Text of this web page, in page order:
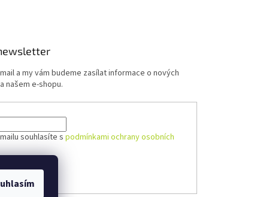
a my vám budeme zasílat informace o nových
našem e-shopu.
souhlasíte spodmínkami ochrany osobních